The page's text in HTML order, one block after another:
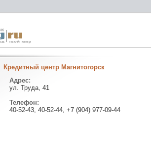
Кредитный центр Магнитогорск
Адрес:
ул. Труда, 41
Телефон:
40-52-43, 40-52-44, +7 (904) 977-09-44